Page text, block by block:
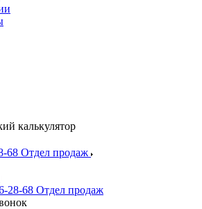
калькулятор
68 Отдел продаж
28-68 Отдел продаж